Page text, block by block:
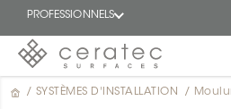
PROFESSIONNELS
En
/ SYSTÈMES D'INSTALLATION /